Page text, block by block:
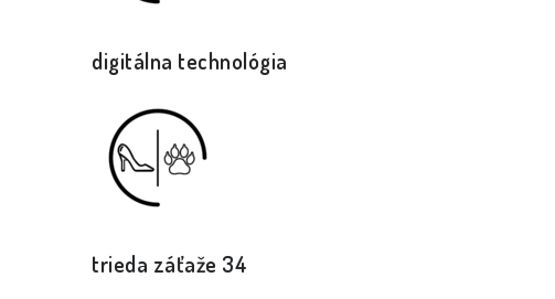
digitálna technológia
trieda záťaže 34